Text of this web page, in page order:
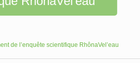
de l’enquête scientifique RhônaVel’eau